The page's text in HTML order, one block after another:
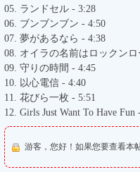
05. ランドセル - 3:28
06. ブンブンブン - 4:50
07. 夢があるなら - 4:38
08. オイラの名前はロックンロ
09. 守りの時間 - 4:45
10. 以心電信 - 4:40
11. 花びら一枚 - 5:51
12. Girls Just Want To Have Fun
游客，您好！如果您要查看本